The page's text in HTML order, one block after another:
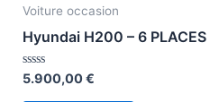
Voiture occasion
Hyundai H200 – 6 PLACES
Avaliação
5.900,00€